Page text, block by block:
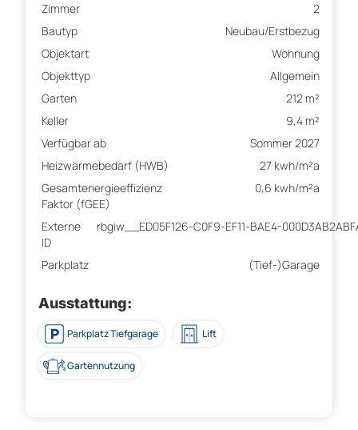
Zimmer
2
Bautyp
Neubau/Erstbezug
Objektart
Wohnung
Objekttyp
Allgemein
Garten
212 m²
Keller
9,4 m²
Verfügbar ab
Sommer 2027
Heizwärmebedarf (HWB)
27 kwh/m²a
Gesamtenergieeffizienz
Faktor (fGEE)
0,6 kwh/m²a
Externe
ID
rbgiw__ED05F126-C0F9-EF11-BAE4-
Parkplatz (Tief-)Garage
Ausstattung:
Parkplatz Tiefgarage Lift
Gartennutzung